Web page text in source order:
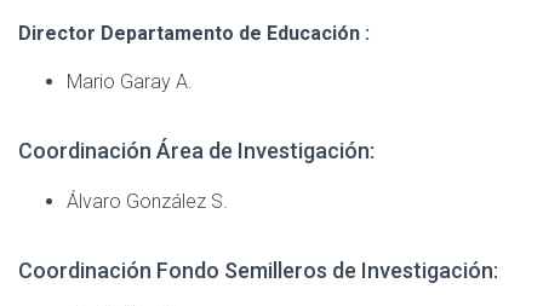
Director Departamento de Educación :
Mario Garay A.
Coordinación Área de Investigación:
Álvaro González S.
Coordinación Fondo Semilleros de Investigación: